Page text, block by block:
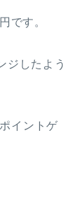
です。
ジしたよう
イントゲ